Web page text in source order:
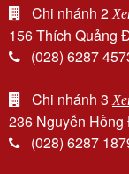
Chi nhánh 2
156 Thích Quảng
(028) 6287
Chi nhánh 3
236 Nguyễn Hồng
(028) 6287